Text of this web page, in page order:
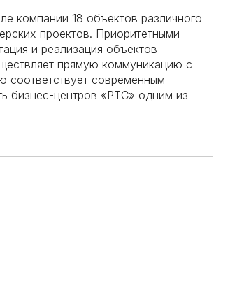
компании 18 объектов различного
проектов. Приоритетными
и реализация объектов
прямую коммуникацию с
соответствует современным
бизнес-центров «РТС» одним из